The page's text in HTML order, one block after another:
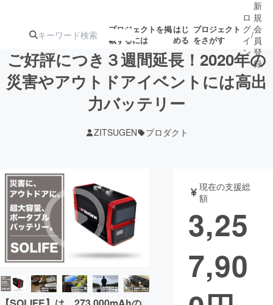
プロジェクトを掲
載するには
はじ
める
プロジェクト
をさがす
注目の新着プロ募集終了が近いプ
テクノロジー・ガジェット
映像・映画 書籍・雑誌
ビジネス・起業 チャレンジ
まちづくり・地域活性化
ロ
グ
イ
ン
/
新
規
会
員
登
録
ご好評につき３週間延長！2020年の
災害やアウトドアイベントには高出
力バッテリー
ZITSUGEN プロダクト
現在の支援総
額
3,25
7,90